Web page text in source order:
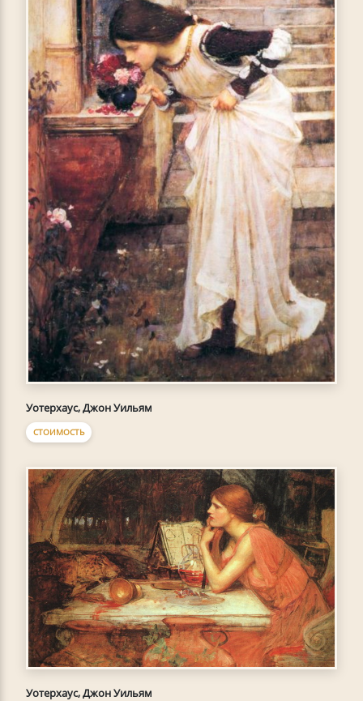
Уотерхаус, Джон Уильям
СТОИМОСТЬ
Уотерхаус, Джон Уильям